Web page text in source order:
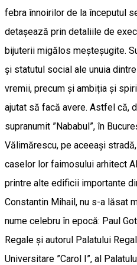
febra înnoirilor de la începutul
detașează prin detaliile de
bijuterii migălos meșteșugite.
și statutul social ale unuia
vremii, precum și ambiția și
ajutat să facă avere. Astfel că,
supranumit ”Nababul”, în
Vălimărescu, pe aceeași
caselor lor faimosului arhitect
printre alte edificii importante
Constantin Mihail, nu s-a lăsat
nume celebru în epocă: Paul
Regale și autorul Palatului
Universitare ”Carol I”, al